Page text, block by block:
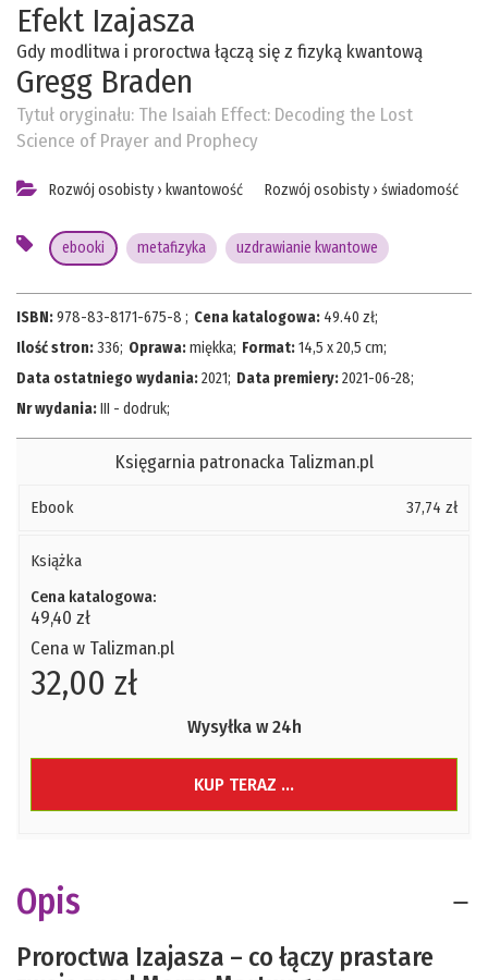
Efekt Izajasza
Gdy modlitwa i proroctwa łączą się z fizyką kwantową
Gregg Braden
Tytuł oryginału: The Isaiah Effect: Decoding the Lost
Science of Prayer and Prophecy
Rozwój osobisty › kwantowość Rozwój osobisty › świadomość
ebooki metafizyka uzdrawianie kwantowe
ISBN:978-83-8171-675-8 ; Cena katalogowa: 49.40 zł;
Ilość stron:336; Oprawa:miękka; Format:14,5 x 20,5 cm;
Data ostatniego wydania:2021; Data premiery:2021-06-28;
Nr wydania:III - dodruk;
Księgarnia patronacka Talizman.pl
Ebook 37,74 zł
Książka
Cena katalogowa:
49,40 zł
Cena w Talizman.pl
32,00 zł
Wysyłka w 24h
KUP TERAZ ...
Opis
Proroctwa Izajasza – co łączy prastare